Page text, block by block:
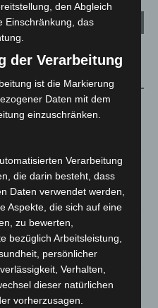
in Neuwarmbüchen schnell
starten beim
über A7 – Polizei sucht
Unfall auf Baustelle
den Abgleich
Einschränkung, das
der Verarbeitung
ist die Markierung
Daten mit dem
einzuschränken.
Verarbeitung
die darin besteht, dass
Daten verwendet werden,
Aspekte, die sich auf eine
zu bewerten,
bezüglich Arbeitsleistung,
persönlicher
Verhalten,
dieser natürlichen
vorherzusagen.